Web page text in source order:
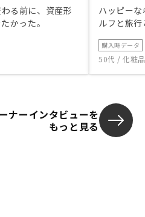
る前に、資産形
かった。
ハッピー
ルフと旅
購入時データ
50代 / 化粧
ナーインタビューを
もっと見る